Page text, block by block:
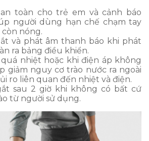
toàn cho trẻ em và cảnh báo
người dùng hạn chế chạm tay
nóng.
và phát âm thanh báo khi phát
ra bảng điều khiển.
nhiệt hoặc khi điện áp không
giảm nguy cơ trào nước ra ngoài
ro liên quan đến nhiệt và điện.
sau 2 giờ khi không có bất cứ
từ người sử dụng.